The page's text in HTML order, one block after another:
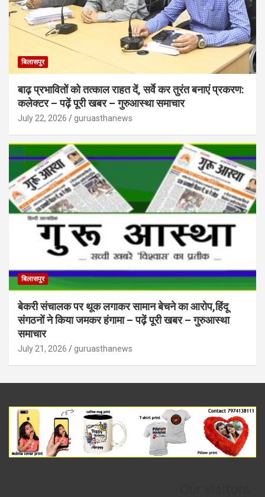
बिलासपुर
बाढ़ प्रभावितों को तत्काल राहत दें, सर्वे कर तुरंत बनाएं प्रकरण:
कलेक्टर – पढ़ें पूरी खबर – गुरुआस्था समाचार
July 22, 2026 guruasthanews
बिलासपुर
बेकरी संचालक पर थूक लगाकर सामान बेचने का आरोप,हिंदू
संगठनों ने किया जमकर हंगामा – पढ़ें पूरी खबर – गुरुआस्था
समाचार
July 21, 2026 guruasthanews